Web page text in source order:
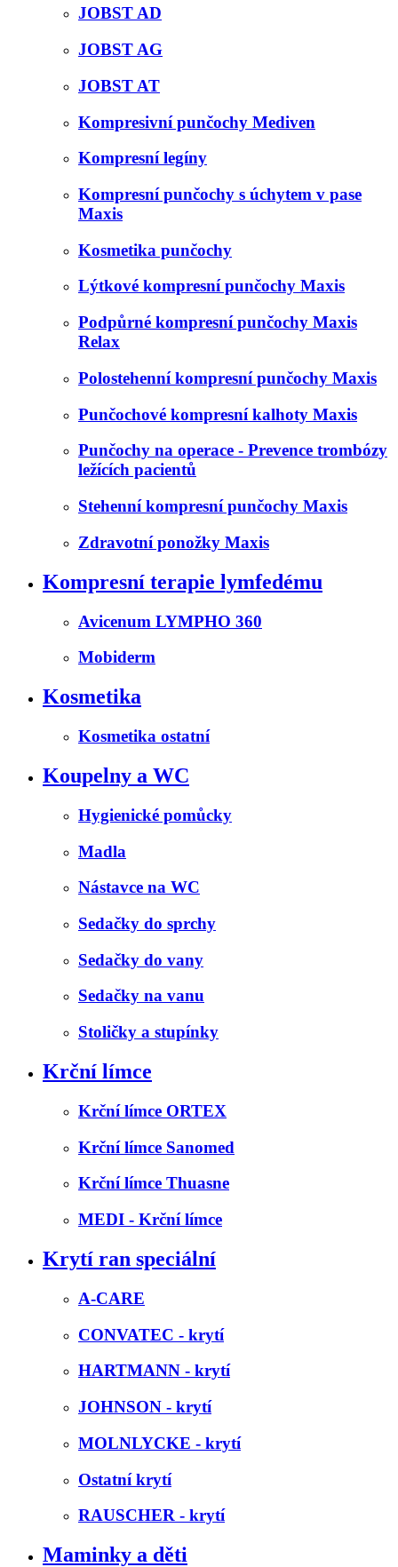
JOBST AD
JOBST AG
JOBST AT
Kompresivní punčochy Mediven
Kompresní legíny
Kompresní punčochy s úchytem v pase
Maxis
Kosmetika punčochy
Lýtkové kompresní punčochy Maxis
Podpůrné kompresní punčochy Maxis
Relax
Polostehenní kompresní punčochy Maxis
Punčochové kompresní kalhoty Maxis
Punčochy na operace - Prevence trombózy
ležících pacientů
Stehenní kompresní punčochy Maxis
Zdravotní ponožky Maxis
Kompresní terapie lymfedému
Avicenum LYMPHO 360
Mobiderm
Kosmetika
Kosmetika ostatní
Koupelny a WC
Hygienické pomůcky
Madla
Nástavce na WC
Sedačky do sprchy
Sedačky do vany
Sedačky na vanu
Stoličky a stupínky
Krční límce
Krční límce ORTEX
Krční límce Sanomed
Krční límce Thuasne
MEDI - Krční límce
Krytí ran speciální
A-CARE
CONVATEC - krytí
HARTMANN - krytí
JOHNSON - krytí
MOLNLYCKE - krytí
Ostatní krytí
RAUSCHER - krytí
Maminky a děti